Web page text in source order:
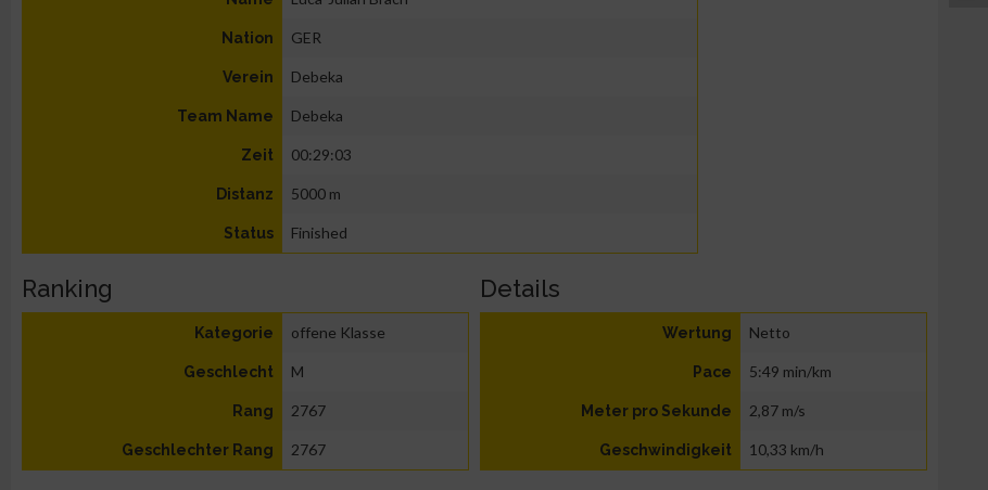
Nation GER
Verein Debeka
Team Name Debeka
Zeit 00:29:03
Distanz 5000 m
Status Finished
Ranking
Kategorie offene Klasse
Geschlecht M
Rang 2767
Geschlechter Rang 2767
Details
Wertung Netto
Pace 5:49 min/km
Meter pro Sekunde 2,87 m/s
Geschwindigkeit 10,33 km/h